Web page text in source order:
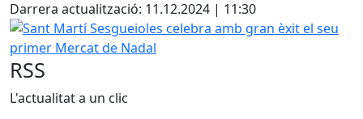
Darrera actualització: 11.12.2024 | 11:30
Sant Martí Sesgueioles celebra amb gran èxit el seu
RSS
L'actualitat a un clic